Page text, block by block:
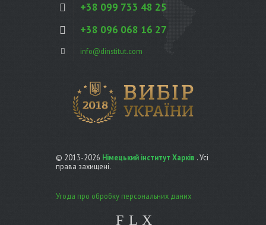
+38 099 733 48 25
+38 096 068 16 27
info@dinstitut.com
© 2013-2026 Німецький інститут Харків . Усі
права захищені.
Угода про обробку персональних даних
F L X